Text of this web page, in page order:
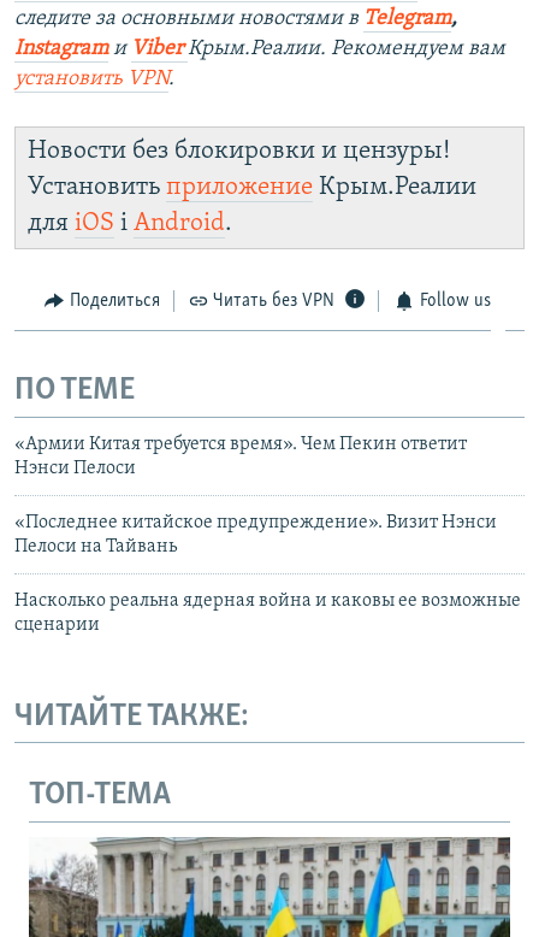
следите за основными новостями в Telegram,
Instagramи ViberКрым.Реалии. Рекомендуем вам
установить VPN.
Новости без блокировки и цензуры!
Установить приложение Крым.Реалии
для iOS і Android.
Поделиться Читать без VPN Follow us
ПО ТЕМЕ
«Армии Китая требуется время». Чем Пекин ответит
Нэнси Пелоси
«Последнее китайское предупреждение». Визит Нэнси
Пелоси на Тайвань
Насколько реальна ядерная война и каковы ее возможные
сценарии
ЧИТАЙТЕ ТАКЖЕ:
ТОП-ТЕМА